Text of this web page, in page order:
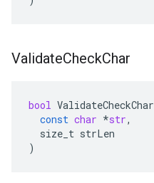
ValidateCheckChar
bool ValidateCheckChar
const char *str,
size_t strLen
)